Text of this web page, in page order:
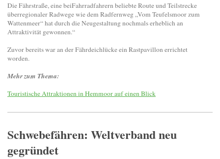
Die Fährstraße, eine beiFahrradfahrern beliebte Route und Teilstrecke
überregionaler Radwege wie dem Radfernweg „Vom Teufelsmoor zum
Wattenmeer“ hat durch die Neugestaltung nochmals erheblich an
Attraktivität gewonnen.“
Zuvor bereits war an der Fährdeichlücke ein Rastpavillon errichtet
worden.
Mehr zum Thema:
Touristische Attraktionen in Hemmoor auf einen Blick
Schwebefähren: Weltverband neu
gegründet